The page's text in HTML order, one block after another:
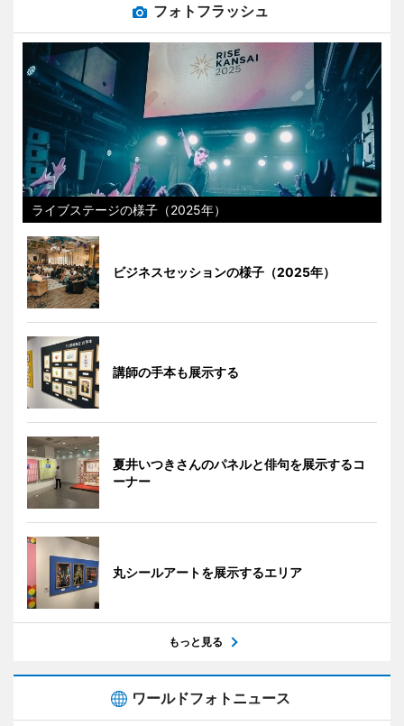
フォトフラッシュ
ライブステージの様子（2025年）
ビジネスセッションの様子（2025年）
講師の手本も展示する
夏井いつきさんのパネルと俳句を展示するコ
ーナー
丸シールアートを展示するエリア
もっと見る
ワールドフォトニュース